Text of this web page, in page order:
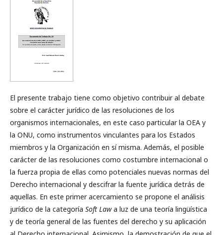
El presente trabajo tiene como objetivo contribuir al debate
sobre el carácter jurídico de las resoluciones de los
organismos internacionales, en este caso particular la OEA y
la ONU, como instrumentos vinculantes para los Estados
miembros y la Organización en sí misma. Además, el posible
carácter de las resoluciones como costumbre internacional o
la fuerza propia de ellas como potenciales nuevas normas del
Derecho internacional y descifrar la fuente jurídica detrás de
aquellas. En este primer acercamiento se propone el análisis
jurídico de la categoría Soft Lawa luz de una teoría lingüística
y de teoría general de las fuentes del derecho y su aplicación